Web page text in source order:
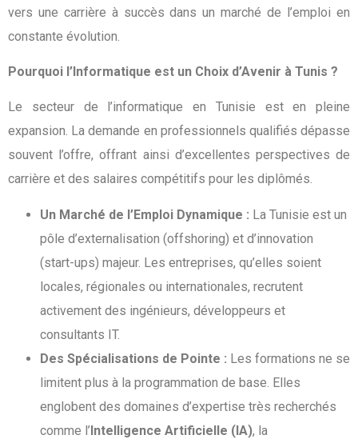
vers une carrière à succès dans un marché de l’emploi en
constante évolution.
Pourquoi l’Informatique est un Choix d’Avenir à Tunis ?
Le secteur de l’informatique en Tunisie est en pleine
expansion. La demande en professionnels qualifiés dépasse
souvent l’offre, offrant ainsi d’excellentes perspectives de
carrière et des salaires compétitifs pour les diplômés.
Un Marché de l’Emploi Dynamique : La Tunisie est un
pôle d’externalisation (offshoring) et d’innovation
(start-ups) majeur. Les entreprises, qu’elles soient
locales, régionales ou internationales, recrutent
activement des ingénieurs, développeurs et
consultants IT.
Des Spécialisations de Pointe : Les formations ne se
limitent plus à la programmation de base. Elles
englobent des domaines d’expertise très recherchés
comme l’Intelligence Artificielle (IA), la